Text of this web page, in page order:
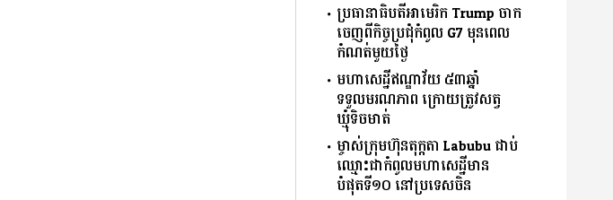
ប្រធានាធិបតីអាមេរិក Trump ចាក
ចេញពីកិច្ចប្រជុំកំពូល G7 មុនពេល
កំណត់មួយថ្ងៃ
មហាសេដ្ឋីឥណ្ឌាវ័យ ៥៣ឆ្នាំ
ទទួលមរណភាព ក្រោយត្រូវសត្វ
ឃ្មុំទិចមាត់
ម្ចាស់ក្រុមហ៊ុនតុក្កតា Labubu ជាប់
ឈ្មោះជាកំពូលមហាសេដ្ឋីមាន
បំផុតទី១០ នៅប្រទេសចិន